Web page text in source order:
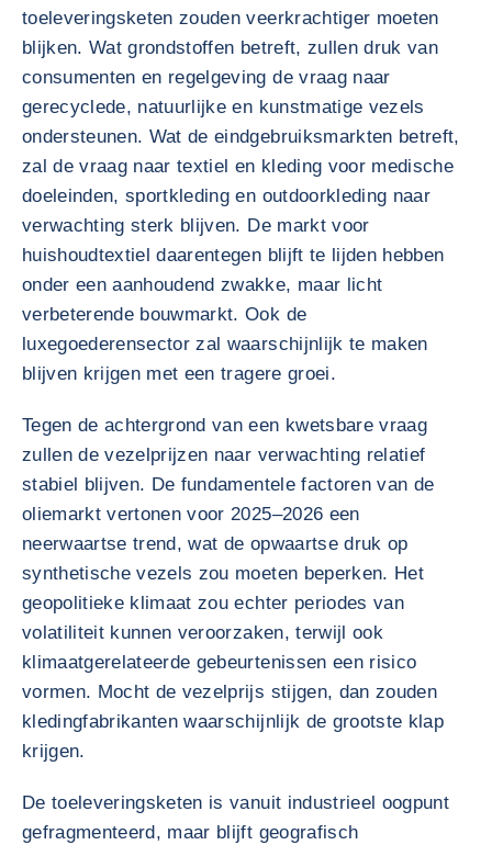
toeleveringsketen zouden veerkrachtiger moeten
blijken. Wat grondstoffen betreft, zullen druk van
consumenten en regelgeving de vraag naar
gerecyclede, natuurlijke en kunstmatige vezels
ondersteunen. Wat de eindgebruiksmarkten betreft,
zal de vraag naar textiel en kleding voor medische
doeleinden, sportkleding en outdoorkleding naar
verwachting sterk blijven. De markt voor
huishoudtextiel daarentegen blijft te lijden hebben
onder een aanhoudend zwakke, maar licht
verbeterende bouwmarkt. Ook de
luxegoederensector zal waarschijnlijk te maken
blijven krijgen met een tragere groei.
Tegen de achtergrond van een kwetsbare vraag
zullen de vezelprijzen naar verwachting relatief
stabiel blijven. De fundamentele factoren van de
oliemarkt vertonen voor 2025–2026 een
neerwaartse trend, wat de opwaartse druk op
synthetische vezels zou moeten beperken. Het
geopolitieke klimaat zou echter periodes van
volatiliteit kunnen veroorzaken, terwijl ook
klimaatgerelateerde gebeurtenissen een risico
vormen. Mocht de vezelprijs stijgen, dan zouden
kledingfabrikanten waarschijnlijk de grootste klap
krijgen.
De toeleveringsketen is vanuit industrieel oogpunt
gefragmenteerd, maar blijft geografisch